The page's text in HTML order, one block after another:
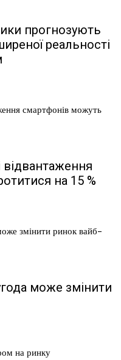
прогнозують
реальності
на 15 %
може змінити